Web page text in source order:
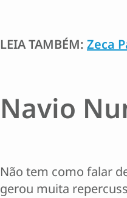
LEIA TAMBÉM: Zeca
Navio
Não tem como falar
gerou muita